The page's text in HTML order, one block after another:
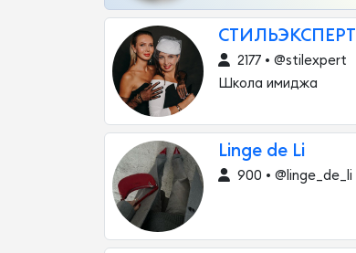
СТИЛЬЭКСПЕРТ
2177 • @stilexpert
Школа имиджа
Linge de Li
900 • @linge_de_li